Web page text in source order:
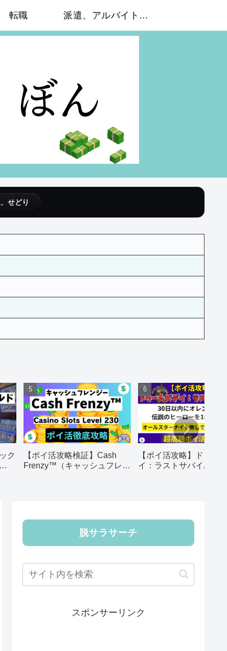
転職 派遣、アルバイト体験談
せどり
ク
【ポイ活攻略検証】Cash
Frenzy™（キャッシュフレン
【ポイ活攻略】ドゥー
イ：ラストサバイバー
脱サラサーチ
スポンサーリンク